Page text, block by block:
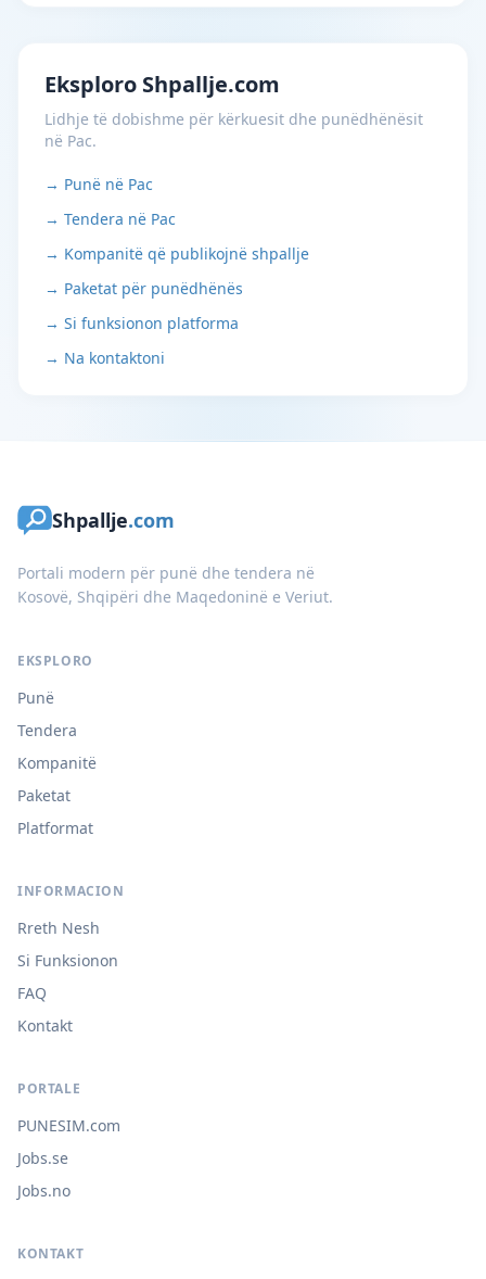
Eksploro Shpallje.com
Lidhje të dobishme për kërkuesit dhe punëdhënësit
në Pac.
→ Punë në Pac
→ Tendera në Pac
→ Kompanitë që publikojnë shpallje
→ Paketat për punëdhënës
→ Si funksionon platforma
→ Na kontaktoni
Shpallje.com
Portali modern për punë dhe tendera në
Kosovë, Shqipëri dhe Maqedoninë e Veriut.
EKSPLORO
Punë
Tendera
Kompanitë
Paketat
Platformat
INFORMACION
Rreth Nesh
Si Funksionon
FAQ
Kontakt
PORTALE
PUNESIM.com
Jobs.se
Jobs.no
KONTAKT